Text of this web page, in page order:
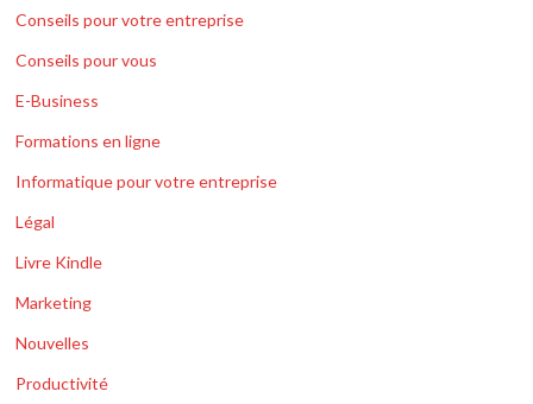
Conseils pour votre entreprise
Conseils pour vous
E-Business
Formations en ligne
Informatique pour votre entreprise
Légal
Livre Kindle
Marketing
Nouvelles
Productivité